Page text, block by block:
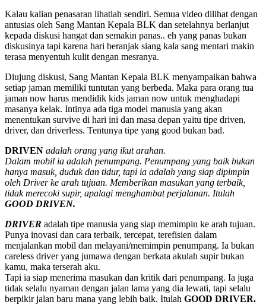
Kalau kalian penasaran lihatlah sendiri. Semua video dilihat dengan
antusias oleh Sang Mantan Kepala BLK dan setelahnya berlanjut
kepada diskusi hangat dan semakin panas.. eh yang panas bukan
diskusinya tapi karena hari beranjak siang kala sang mentari makin
terasa menyentuh kulit dengan mesranya.
Diujung diskusi, Sang Mantan Kepala BLK menyampaikan bahwa
setiap jaman memiliki tuntutan yang berbeda. Maka para orang tua
jaman now harus mendidik kids jaman now untuk menghadapi
masanya kelak. Intinya ada tiga model manusia yang akan
menentukan survive di hari ini dan masa depan yaitu tipe driven,
driver, dan driverless. Tentunya tipe yang good bukan bad.
DRIVEN adalah orang yang ikut arahan.
Dalam mobil ia adalah penumpang. Penumpang yang baik bukan
hanya masuk, duduk dan tidur, tapi ia adalah yang siap dipimpin
oleh Driver ke arah tujuan. Memberikan masukan yang terbaik,
tidak merecoki supir, apalagi menghambat perjalanan. Itulah
GOOD DRIVEN.
DRIVER adalah tipe manusia yang siap memimpin ke arah tujuan.
Punya inovasi dan cara terbaik, tercepat, terefisien dalam
menjalankan mobil dan melayani/memimpin penumpang. Ia bukan
careless driver yang jumawa dengan berkata akulah supir bukan
kamu, maka terserah aku.
Tapi ia siap menerima masukan dan kritik dari penumpang. Ia juga
tidak selalu nyaman dengan jalan lama yang dia lewati, tapi selalu
berpikir jalan baru mana yang lebih baik. Itulah GOOD DRIVER.